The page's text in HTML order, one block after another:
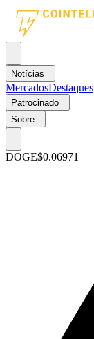
Notícias
MercadosDestaques
Patrocinado
Sobre
DOGE$0.06971